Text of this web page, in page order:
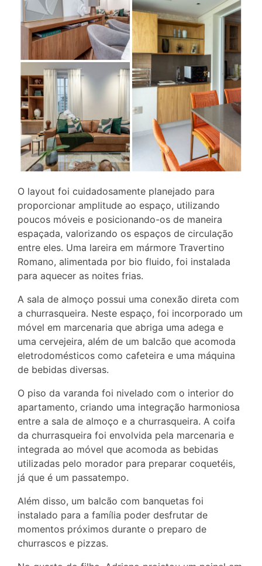
O layout foi cuidadosamente planejado para
proporcionar amplitude ao espaço, utilizando
poucos móveis e posicionando-os de maneira
espaçada, valorizando os espaços de circulação
entre eles. Uma lareira em mármore Travertino
Romano, alimentada por bio fluido, foi instalada
para aquecer as noites frias.
A sala de almoço possui uma conexão direta com
a churrasqueira. Neste espaço, foi incorporado um
móvel em marcenaria que abriga uma adega e
uma cervejeira, além de um balcão que acomoda
eletrodomésticos como cafeteira e uma máquina
de bebidas diversas.
O piso da varanda foi nivelado com o interior do
apartamento, criando uma integração harmoniosa
entre a sala de almoço e a churrasqueira. A coifa
da churrasqueira foi envolvida pela marcenaria e
integrada ao móvel que acomoda as bebidas
utilizadas pelo morador para preparar coquetéis,
já que é um passatempo.
Além disso, um balcão com banquetas foi
instalado para a família poder desfrutar de
momentos próximos durante o preparo de
churrascos e pizzas.